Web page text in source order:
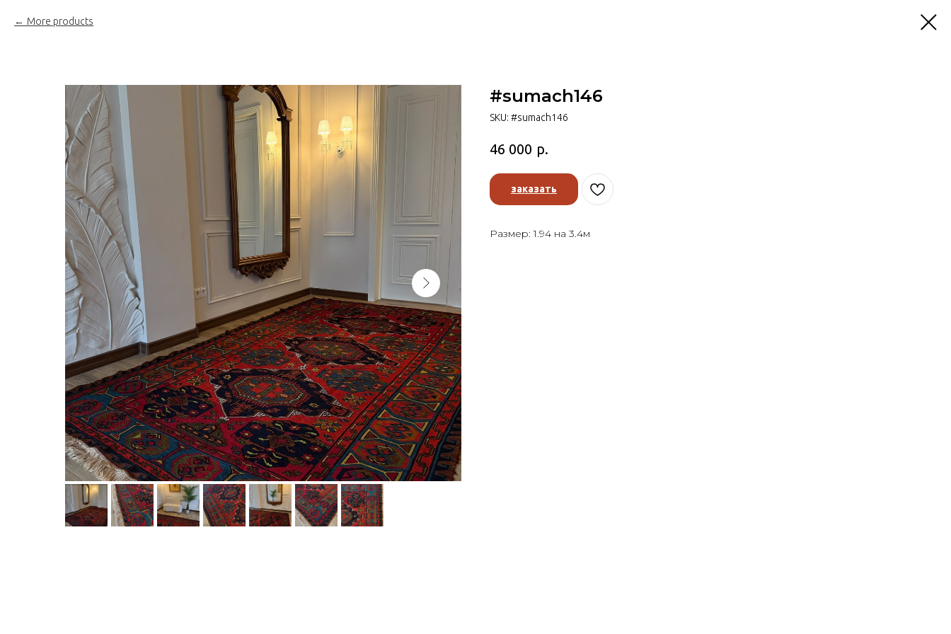
More products
#sumach146
SKU: #sumach146
46 000 р.
заказать
Размер: 1.94 на 3.4м